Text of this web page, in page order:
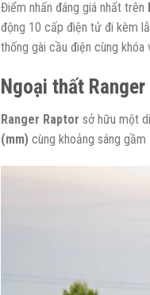
Điểm nhấn đáng giá nhất trên
động 10 cấp điện tử đi kèm
thống gài cầu điện cùng
Ngoại thất
Ranger Raptor sở hữu một
(mm) cùng khoảng sáng